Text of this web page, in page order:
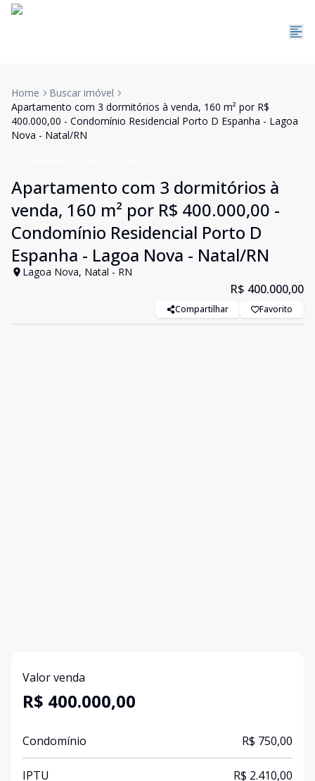
Home
Buscar imóvel
Apartamento com 3 dormitórios à venda, 160 m² por R$
400.000,00 - Condomínio Residencial Porto D Espanha - Lagoa
Nova - Natal/RN
Apartamento com 3 dormitórios à
venda, 160 m² por R$ 400.000,00 -
Condomínio Residencial Porto D
Espanha - Lagoa Nova - Natal/RN
Lagoa Nova, Natal - RN
R$ 400.000,00
Compartilhar Favorito
Valor venda
R$ 400.000,00
Condomínio R$ 750,00
IPTU R$ 2.410,00